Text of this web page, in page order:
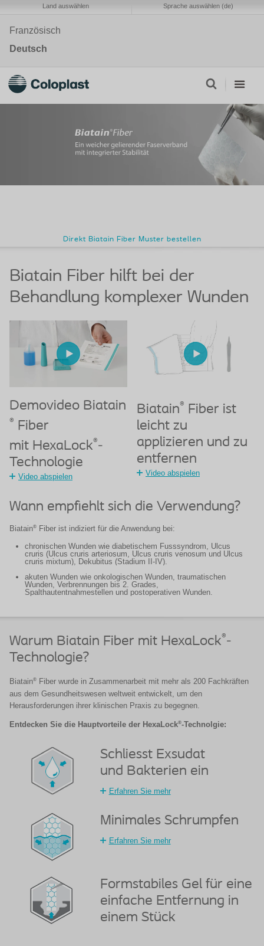
Land auswählen Sprache auswählen (de)
Französisch
Deutsch
Direkt Biatain Fiber Muster bestellen
Biatain Fiber hilft bei der
Behandlung komplexer Wunden
Demovideo Biatain
®
Fiber
mit HexaLock®-
Technologie
Video abspielen
Biatain®
Fiber ist
leicht zu
applizieren und zu
entfernen
Video abspielen
Wann empfiehlt sich die Verwendung?
Biatain®
Fiber ist indiziert für die Anwendung bei:
chronischen Wunden wie diabetischem Fusssyndrom, Ulcus
cruris (Ulcus cruris arteriosum, Ulcus cruris venosum und Ulcus
cruris mixtum), Dekubitus (Stadium II-IV).
akuten Wunden wie onkologischen Wunden, traumatischen
Wunden, Verbrennungen bis 2. Grades,
Spalthautentnahmestellen und postoperativen Wunden.
Warum Biatain Fiber mit HexaLock®-
Technologie?
Biatain®
Fiber wurde in Zusammenarbeit mit mehr als 200 Fachkräften
aus dem Gesundheitswesen weltweit entwickelt, um den
Herausforderungen ihrer klinischen Praxis zu begegnen.
Entdecken Sie die Hauptvorteile der HexaLock®-Technolgie:
Schliesst Exsudat
und Bakterien ein
Erfahren Sie mehr
Minimales Schrumpfen
Erfahren Sie mehr
Formstabiles Gel für eine
einfache Entfernung in
einem Stück